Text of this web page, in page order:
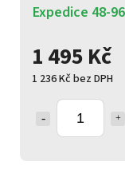
1 495 Kč
1 236 Kč bez DPH
Expedice 48-